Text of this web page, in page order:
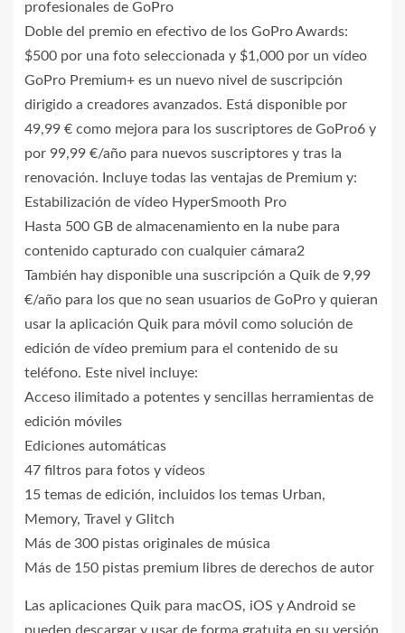
profesionales de GoPro
Doble del premio en efectivo de los GoPro Awards:
$500 por una foto seleccionada y $1,000 por un vídeo
GoPro Premium+ es un nuevo nivel de suscripción
dirigido a creadores avanzados. Está disponible por
49,99 € como mejora para los suscriptores de GoPro6 y
por 99,99 €/año para nuevos suscriptores y tras la
renovación. Incluye todas las ventajas de Premium y:
Estabilización de vídeo HyperSmooth Pro
Hasta 500 GB de almacenamiento en la nube para
contenido capturado con cualquier cámara2
También hay disponible una suscripción a Quik de 9,99
€/año para los que no sean usuarios de GoPro y quieran
usar la aplicación Quik para móvil como solución de
edición de vídeo premium para el contenido de su
teléfono. Este nivel incluye:
Acceso ilimitado a potentes y sencillas herramientas de
edición móviles
Ediciones automáticas
47 filtros para fotos y vídeos
15 temas de edición, incluidos los temas Urban,
Memory, Travel y Glitch
Más de 300 pistas originales de música
Más de 150 pistas premium libres de derechos de autor
Las aplicaciones Quik para macOS, iOS y Android se